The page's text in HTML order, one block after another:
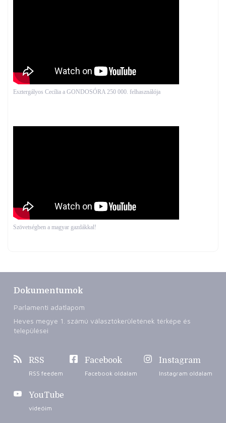
Esztergályos Cecília a GONDOSÓRA 250 000. felhasználója
Szövetségben a magyar gazdákkal!
Dokumentumok
Parlamenti adatlapom
Heves megye 1. számú választókerületének térképe és
települései
RSS
RSS feedem
Facebook
Facebook oldalam
Instagram
Instagram oldalam
YouTube
videóim